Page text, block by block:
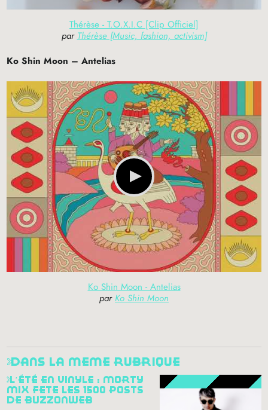
Thérèse - T.O.X.I.C [Clip Officiel]
par Thérèse [Music, fashion, activism]
Ko Shin Moon – Antelias
Ko Shin Moon - Antelias
parKo Shin Moon
dans la même rubrique
l’été en vinyle : morty
mix fête les 1500 posts
de buzzonweb